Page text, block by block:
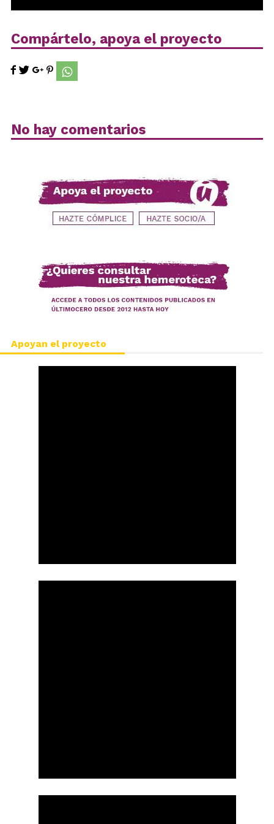
Compártelo, apoya el proyecto
No hay comentarios
Apoyan el proyecto